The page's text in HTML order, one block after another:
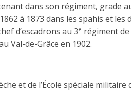
dans son régiment, grade
à 1873 dans les spahis et les
d’escadrons au 3e régiment
Val-de-Grâce en 1902.
et de l’École spéciale militaire